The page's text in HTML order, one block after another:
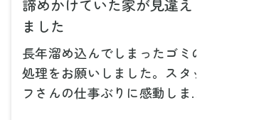
諦めかけていた家が見違え
ました
長年溜め込んでしまったゴミの
処理をお願いしました。スタッ
フさんの仕事ぶりに感動しまし